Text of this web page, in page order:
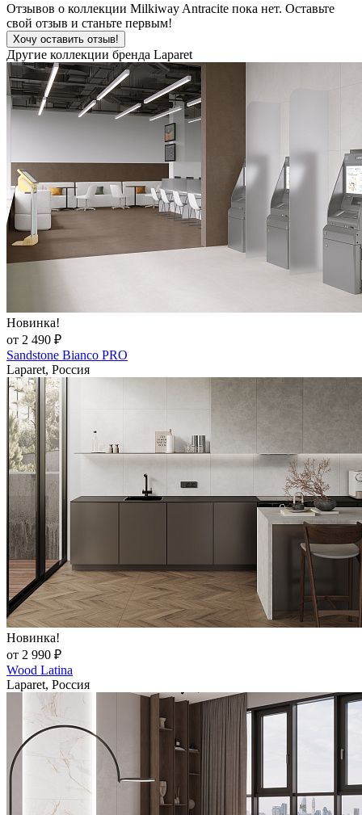
Отзывов о коллекции Milkiway Antracite пока нет. Оставьте
свой отзыв и станьте первым!
Хочу оставить отзыв!
Другие коллекции бренда Laparet
Новинка!
от 2 490 ₽
Sandstone Bianco PRO
Laparet, Россия
Новинка!
от 2 990 ₽
Wood Latina
Laparet, Россия